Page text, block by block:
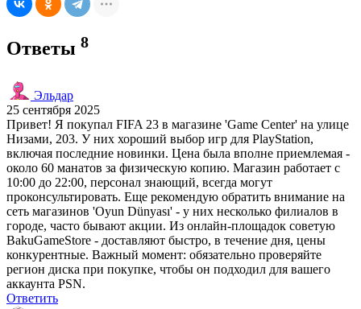
Ответы 8
Эльдар
25 сентября 2025
Привет! Я покупал FIFA 23 в магазине 'Game Center' на улице
Низами, 203. У них хороший выбор игр для PlayStation,
включая последние новинки. Цена была вполне приемлемая -
около 60 манатов за физическую копию. Магазин работает с
10:00 до 22:00, персонал знающий, всегда могут
проконсультировать. Еще рекомендую обратить внимание на
сеть магазинов 'Oyun Dünyası' - у них несколько филиалов в
городе, часто бывают акции. Из онлайн-площадок советую
BakuGameStore - доставляют быстро, в течение дня, цены
конкурентные. Важный момент: обязательно проверяйте
регион диска при покупке, чтобы он подходил для вашего
аккаунта PSN.
Ответить